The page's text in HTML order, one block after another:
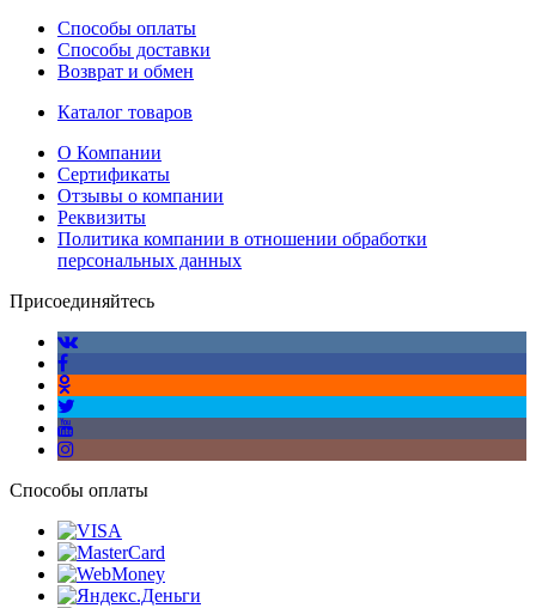
Способы оплаты
Способы доставки
Возврат и обмен
Каталог товаров
О Компании
Сертификаты
Отзывы о компании
Реквизиты
Политика компании в отношении обработки
персональных данных
Присоединяйтесь
Способы оплаты